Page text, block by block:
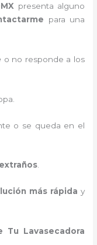
presenta alguno
para una
o no responde a los
o se queda en el
.
más rápida y
Tu Lavasecadora